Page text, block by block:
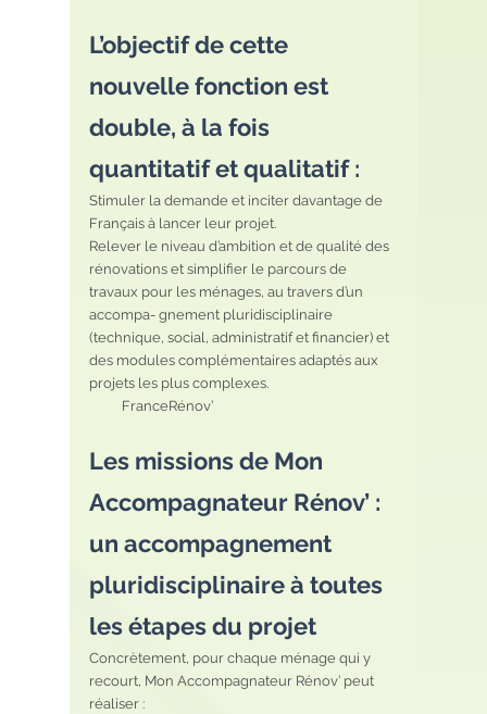
L’objectif de cette
nouvelle fonction est
double, à la fois
quantitatif et qualitatif :
Stimuler la demande et inciter davantage de
Français à lancer leur projet.
Relever le niveau d’ambition et de qualité des
rénovations et simplifier le parcours de
travaux pour les ménages, au travers d’un
accompa- gnement pluridisciplinaire
(technique, social, administratif et financier) et
des modules complémentaires adaptés aux
projets les plus complexes.
          FranceRénov’
Les missions de Mon
Accompagnateur Rénov’ :
un accompagnement
pluridisciplinaire à toutes
les étapes du projet
Concrètement, pour chaque ménage qui y
recourt, Mon Accompagnateur Rénov’ peut
réaliser :